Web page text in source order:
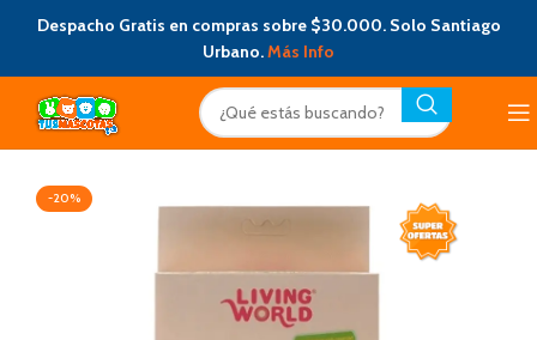
Despacho Gratis en compras sobre $30.000. Solo Santiago
Urbano.Más Info
-20%